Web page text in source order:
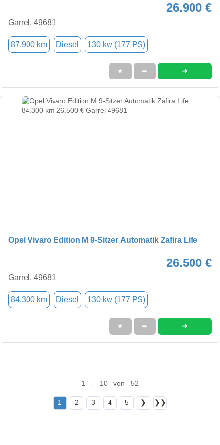
26.900 €
Garrel, 49681
87.900 km Diesel 130 kw (177 PS)
★ ➦ ➜
Opel Vivaro Edition M 9-Sitzer Automatik Zafira Life
26.500 €
Garrel, 49681
84.300 km Diesel 130 kw (177 PS)
★ ➦ ➜
1 - 10 von 52
1 2 3 4 5 ❯ ❯❯